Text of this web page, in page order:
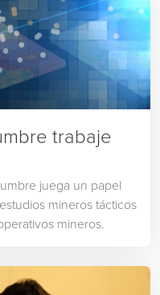
trabaje
juega un papel
mineros tácticos
mineros.